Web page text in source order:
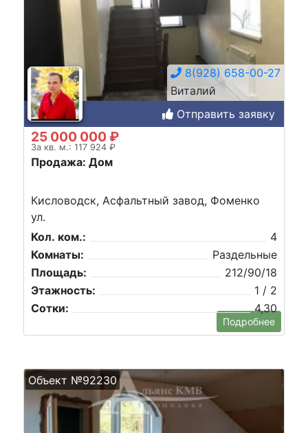
8(928) 658-00-27
Виталий
Отправить заявку
25 000 000 ₽
За кв. м.: 117 924 ₽
Продажа: Дом
Кисловодск, Асфальтный завод, Фоменко
ул.
Кол. ком.:
4
Комнаты:
Раздельные
Площадь:
212/90/18
Этажность:
1 / 2
Сотки:
4,30
Подробнее
Объект №92230